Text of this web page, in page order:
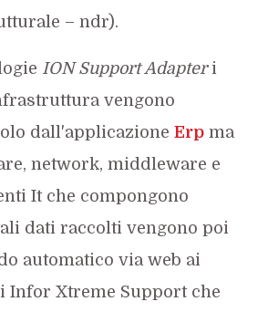
– ndr).
ION Support Adapter i
vengono
dall'applicazione Erpma
network, middleware e
It che compongono
dati raccolti vengono poi
automatico via web ai
Infor Xtreme Support che